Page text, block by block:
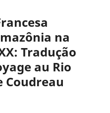
na
Tradução
au Rio
Coudreau